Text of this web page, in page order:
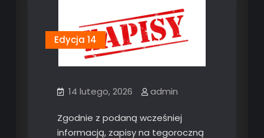
Edycja 14
14 lutego, 2026 admin
Zgodnie z podaną wcześniej
informacją, zapisy na tegoroczną